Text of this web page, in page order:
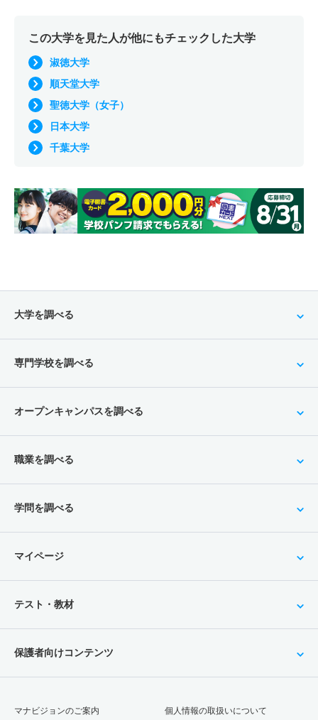
この大学を見た人が他にもチェックした大学
淑徳大学
順天堂大学
聖徳大学（女子）
日本大学
千葉大学
大学を調べる
専門学校を調べる
オープンキャンパスを調べる
職業を調べる
学問を調べる
マイページ
テスト・教材
保護者向けコンテンツ
マナビジョンのご案内 個人情報の取扱いについて